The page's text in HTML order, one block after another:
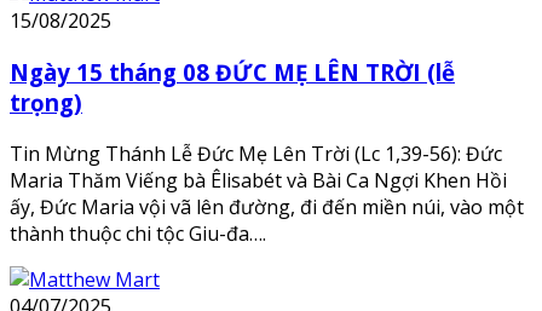
15/08/2025
Ngày 15 tháng 08 ĐỨC MẸ LÊN TRỜI (lễ
trọng)
Tin Mừng Thánh Lễ Đức Mẹ Lên Trời (Lc 1,39-56): Đức
Maria Thăm Viếng bà Êlisabét và Bài Ca Ngợi Khen Hồi
ấy, Đức Maria vội vã lên đường, đi đến miền núi, vào một
thành thuộc chi tộc Giu-đa….